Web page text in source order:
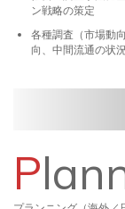
ン戦略の策定
各種調査（市場動
向、中間流通の状
P